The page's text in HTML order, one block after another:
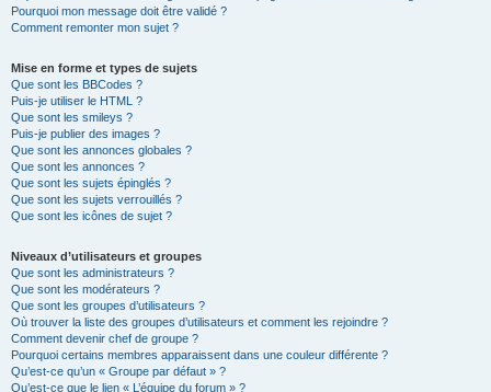
Pourquoi mon message doit être validé ?
Comment remonter mon sujet ?
Mise en forme et types de sujets
Que sont les BBCodes ?
Puis-je utiliser le HTML ?
Que sont les smileys ?
Puis-je publier des images ?
Que sont les annonces globales ?
Que sont les annonces ?
Que sont les sujets épinglés ?
Que sont les sujets verrouillés ?
Que sont les icônes de sujet ?
Niveaux d’utilisateurs et groupes
Que sont les administrateurs ?
Que sont les modérateurs ?
Que sont les groupes d’utilisateurs ?
Où trouver la liste des groupes d’utilisateurs et comment les rejoindre ?
Comment devenir chef de groupe ?
Pourquoi certains membres apparaissent dans une couleur différente ?
Qu’est-ce qu’un « Groupe par défaut » ?
Qu’est-ce que le lien « L’équipe du forum » ?